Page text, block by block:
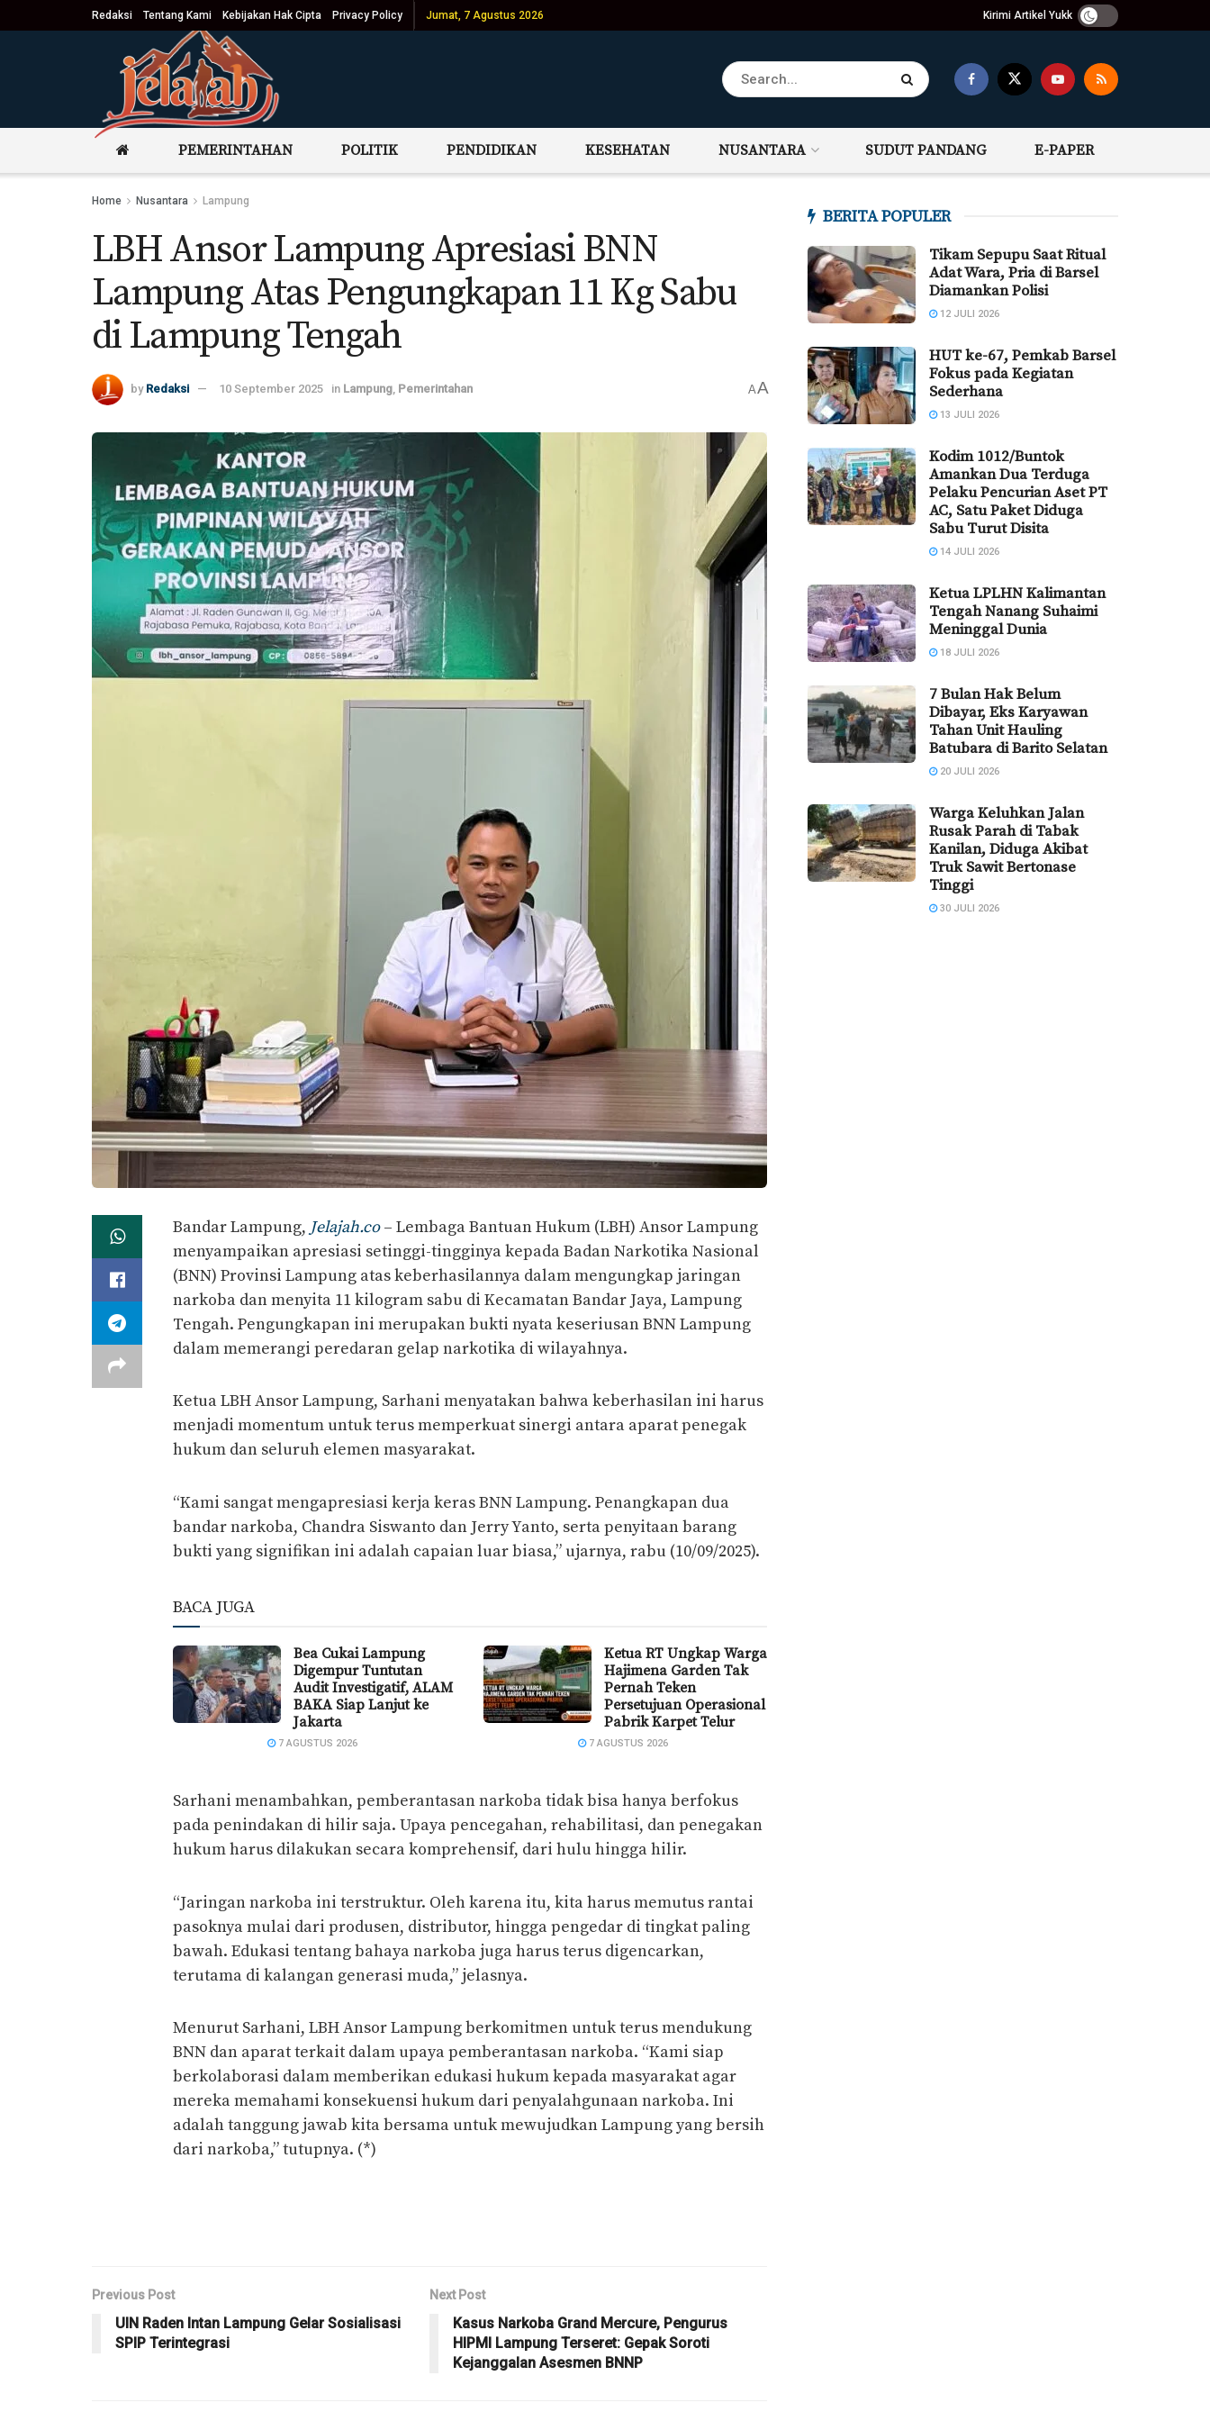
Redaksi Tentang Kami Kebijakan Hak Cipta Privacy Policy Jumat, 7 Agustus 2026 Kirimi Artikel Yukk
PEMERINTAHAN POLITIK PENDIDIKAN KESEHATAN NUSANTARA SUDUT PANDANG E-PAPER
Home Nusantara Lampung
LBH Ansor Lampung Apresiasi BNN
Lampung Atas Pengungkapan 11 Kg Sabu
di Lampung Tengah
by Redaksi 10 September 2025 in Lampung Pemerintahan AA
Bandar Lampung, Jelajah.co– Lembaga Bantuan Hukum (LBH) Ansor Lampung
menyampaikan apresiasi setinggi-tingginya kepada Badan Narkotika Nasional
(BNN) Provinsi Lampung atas keberhasilannya dalam mengungkap jaringan
narkoba dan menyita 11 kilogram sabu di Kecamatan Bandar Jaya, Lampung
Tengah. Pengungkapan ini merupakan bukti nyata keseriusan BNN Lampung
dalam memerangi peredaran gelap narkotika di wilayahnya.
Ketua LBH Ansor Lampung, Sarhani menyatakan bahwa keberhasilan ini harus
menjadi momentum untuk terus memperkuat sinergi antara aparat penegak
hukum dan seluruh elemen masyarakat.
“Kami sangat mengapresiasi kerja keras BNN Lampung. Penangkapan dua
bandar narkoba, Chandra Siswanto dan Jerry Yanto, serta penyitaan barang
bukti yang signifikan ini adalah capaian luar biasa,” ujarnya, rabu (10/09/2025).
BACA JUGA
Bea Cukai Lampung
Digempur Tuntutan
Audit Investigatif, ALAM
BAKA Siap Lanjut ke
Jakarta
7 AGUSTUS 2026
Ketua RT Ungkap Warga
Hajimena Garden Tak
Pernah Teken
Persetujuan Operasional
Pabrik Karpet Telur
7 AGUSTUS 2026
Sarhani menambahkan, pemberantasan narkoba tidak bisa hanya berfokus
pada penindakan di hilir saja. Upaya pencegahan, rehabilitasi, dan penegakan
hukum harus dilakukan secara komprehensif, dari hulu hingga hilir.
“Jaringan narkoba ini terstruktur. Oleh karena itu, kita harus memutus rantai
pasoknya mulai dari produsen, distributor, hingga pengedar di tingkat paling
bawah. Edukasi tentang bahaya narkoba juga harus terus digencarkan,
terutama di kalangan generasi muda,” jelasnya.
Menurut Sarhani, LBH Ansor Lampung berkomitmen untuk terus mendukung
BNN dan aparat terkait dalam upaya pemberantasan narkoba. “Kami siap
berkolaborasi dalam memberikan edukasi hukum kepada masyarakat agar
mereka memahami konsekuensi hukum dari penyalahgunaan narkoba. Ini
adalah tanggung jawab kita bersama untuk mewujudkan Lampung yang bersih
dari narkoba,” tutupnya. (*)
Previous Post
UIN Raden Intan Lampung Gelar Sosialisasi
SPIP Terintegrasi
Next Post
Kasus Narkoba Grand Mercure, Pengurus
HIPMI Lampung Terseret: Gepak Soroti
Kejanggalan Asesmen BNNP
BERITA POPULER
Tikam Sepupu Saat Ritual
Adat Wara, Pria di Barsel
Diamankan Polisi
12 JULI 2026
HUT ke-67, Pemkab Barsel
Fokus pada Kegiatan
Sederhana
13 JULI 2026
Kodim 1012/Buntok
Amankan Dua Terduga
Pelaku Pencurian Aset PT
AC, Satu Paket Diduga
Sabu Turut Disita
14 JULI 2026
Ketua LPLHN Kalimantan
Tengah Nanang Suhaimi
Meninggal Dunia
18 JULI 2026
7 Bulan Hak Belum
Dibayar, Eks Karyawan
Tahan Unit Hauling
Batubara di Barito Selatan
20 JULI 2026
Warga Keluhkan Jalan
Rusak Parah di Tabak
Kanilan, Diduga Akibat
Truk Sawit Bertonase
Tinggi
30 JULI 2026